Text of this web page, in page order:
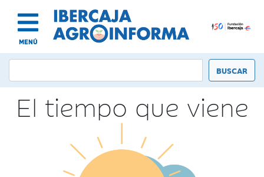
MENÚ
El tiempo que viene